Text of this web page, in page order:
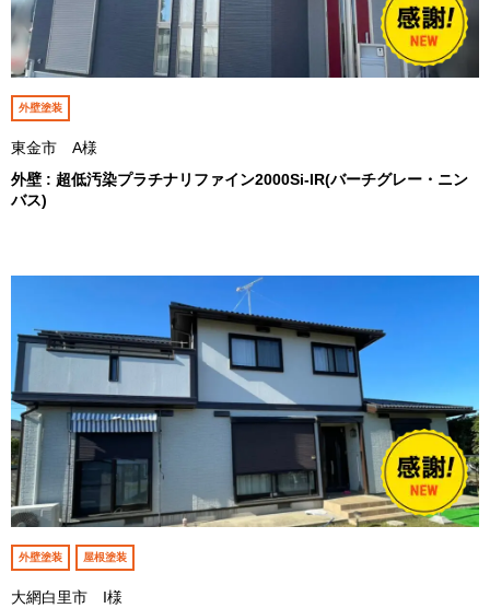
外壁塗装
東金市 A様
外壁 : 超低汚染プラチナリファイン2000Si-IR(バーチグレー・ニン
バス)
外壁塗装 屋根塗装
大網白里市 I様